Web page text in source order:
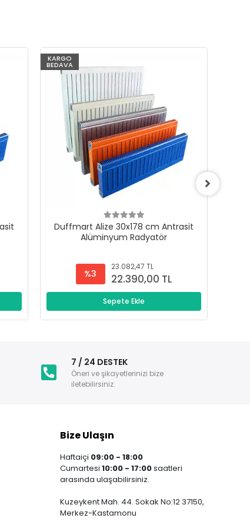
KARGO
BEDAVA
Duffmart Alize 30x178 cm Antrasit
Alüminyum Radyatör
%3
23.082,47 TL
22.390,00 TL
Sepete Ekle
7 / 24 DESTEK
Öneri ve şikayetlerinizi bize
iletebilirsiniz.
Bize Ulaşın
Haftaiçi 09:00 - 18:00
Cumartesi 10:00 - 17:00saatleri
arasında ulaşabilirsiniz.
Kuzeykent Mah. 44. Sokak No:12 37150,
Merkez-Kastamonu